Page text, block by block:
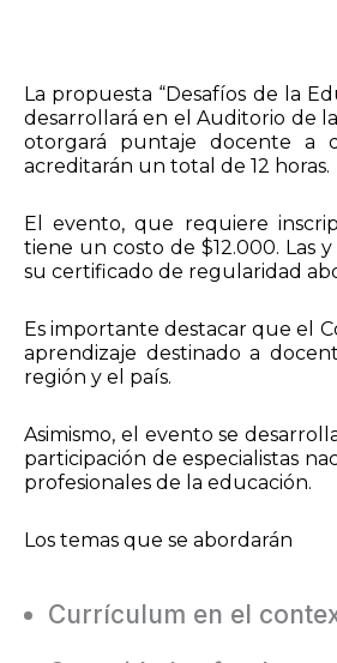
La propuesta “Desafíos de la
desarrollará en el Auditorio de
otorgará puntaje docente a
acreditarán un total de 12 horas.
El evento, que requiere
tiene un costo de $12.000. Las
su certificado de regularidad
Es importante destacar que el
aprendizaje destinado a
región y el país.
Asimismo, el evento se
participación de especialistas
profesionales de la educación.
Los temas que se abordarán
Currículum en el